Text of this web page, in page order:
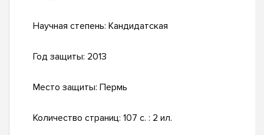
Научная степень: Кандидатская
Год защиты: 2013
Место защиты: Пермь
Количество страниц: 107 с. : 2 ил.